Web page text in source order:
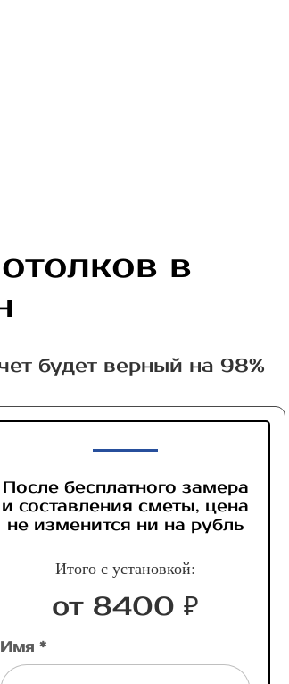
в
будет верный на 98%
После бесплатного замера
и составления сметы, цена
не изменится ни на рубль
Итого с установкой:
от 8400 ₽
Имя *